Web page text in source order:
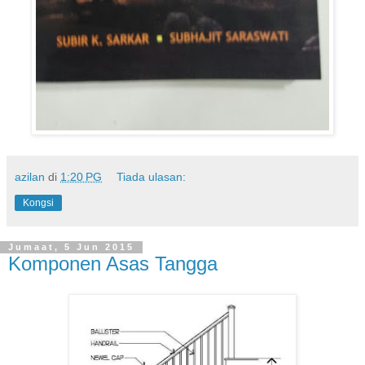
azilan di 1:20 PG Tiada ulasan:
Kongsi
Jumaat, 5 Jun 2015
Komponen Asas Tangga